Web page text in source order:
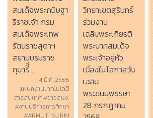
สมเด็จพระกนิษฐา
ธิราชเจ้า​ กรม
สมเด็จพระเทพ
รัตนราชสุดาฯ​
สยามบรมราช
กุมารี​ี​ี ...
4 มี.ค. 2565
แผนกงานเทคโนโลยี
สารสนเทศ #ข่าวสนง.
#งานบริการการศึกษา
##RMUTI SURIN
วิทยาเขตสุรินทร์
ร่วมงาน
เฉลิมพระเกียรติ
พระบาทสมเด็จ
พระเจ้าอยู่หัว
เนื่องในโอกาสวัน
เฉลิม
พระชนมพรรษา
28 กรกฎาคม